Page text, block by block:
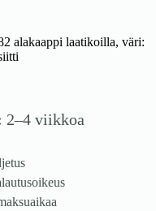
alakaappi laatikoilla, väri:
2–4 viikkoa